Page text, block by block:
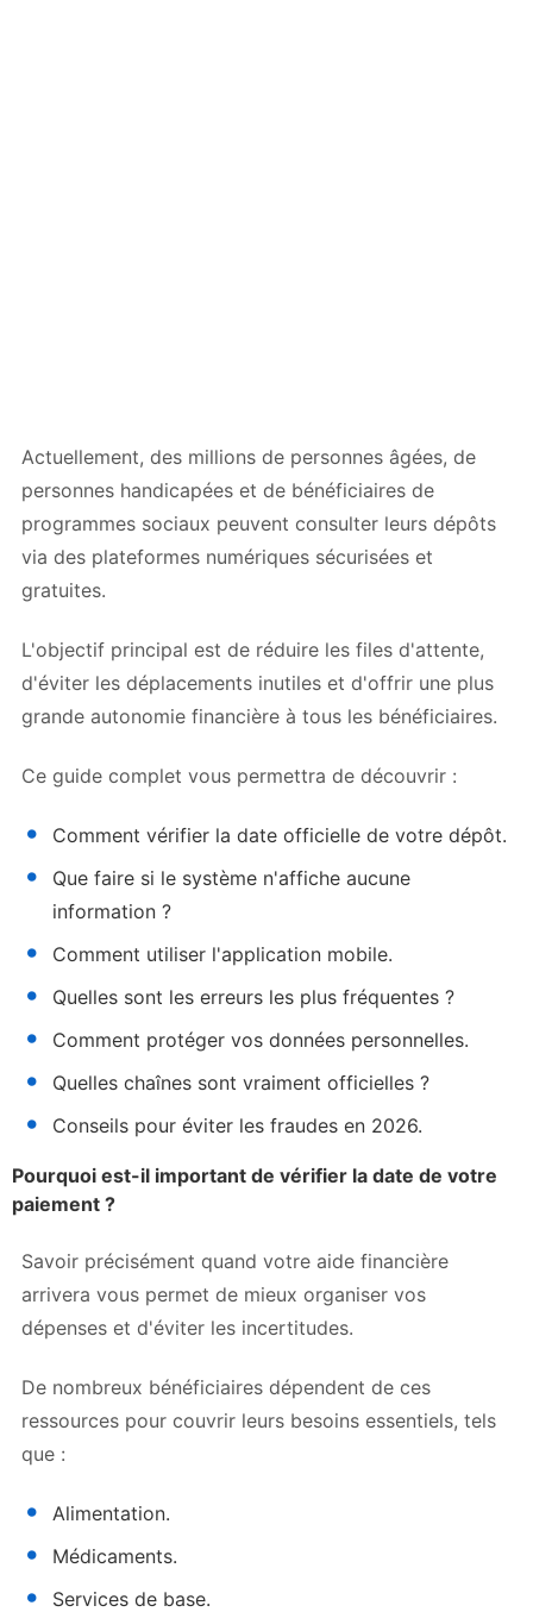
Actuellement, des millions de personnes âgées, de
personnes handicapées et de bénéficiaires de
programmes sociaux peuvent consulter leurs dépôts
via des plateformes numériques sécurisées et
gratuites.
L'objectif principal est de réduire les files d'attente,
d'éviter les déplacements inutiles et d'offrir une plus
grande autonomie financière à tous les bénéficiaires.
Ce guide complet vous permettra de découvrir :
Comment vérifier la date officielle de votre dépôt.
Que faire si le système n'affiche aucune
information ?
Comment utiliser l'application mobile.
Quelles sont les erreurs les plus fréquentes ?
Comment protéger vos données personnelles.
Quelles chaînes sont vraiment officielles ?
Conseils pour éviter les fraudes en 2026.
Pourquoi est-il important de vérifier la date de votre
paiement ?
Savoir précisément quand votre aide financière
arrivera vous permet de mieux organiser vos
dépenses et d'éviter les incertitudes.
De nombreux bénéficiaires dépendent de ces
ressources pour couvrir leurs besoins essentiels, tels
que :
Alimentation.
Médicaments.
Services de base.